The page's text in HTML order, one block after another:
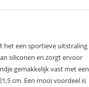
het een sportieve uitstraling
siliconen en zorgt ervoor
gemakkelijk vast met een
cm. Een mooi voordeel is